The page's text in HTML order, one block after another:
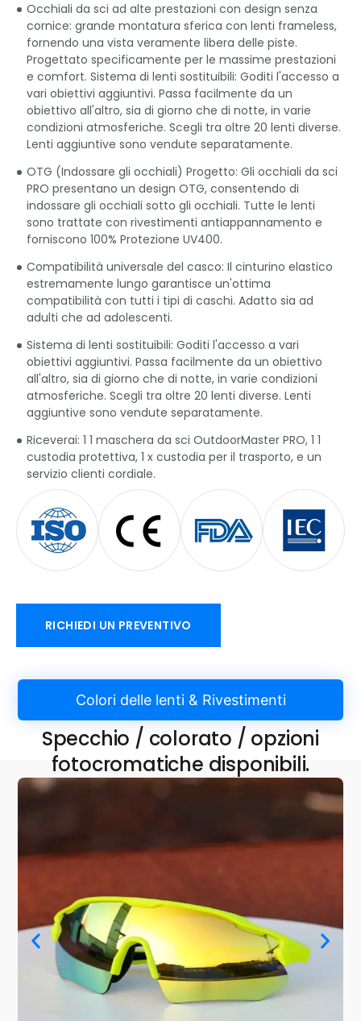
Occhiali da sci ad alte prestazioni con design senza
cornice: grande montatura sferica con lenti frameless,
fornendo una vista veramente libera delle piste.
Progettato specificamente per le massime prestazioni
e comfort. Sistema di lenti sostituibili: Goditi l'accesso a
vari obiettivi aggiuntivi. Passa facilmente da un
obiettivo all'altro, sia di giorno che di notte, in varie
condizioni atmosferiche. Scegli tra oltre 20 lenti diverse.
Lenti aggiuntive sono vendute separatamente.
OTG (Indossare gli occhiali) Progetto: Gli occhiali da sci
PRO presentano un design OTG, consentendo di
indossare gli occhiali sotto gli occhiali. Tutte le lenti
sono trattate con rivestimenti antiappannamento e
forniscono 100% Protezione UV400.
Compatibilità universale del casco: Il cinturino elastico
estremamente lungo garantisce un'ottima
compatibilità con tutti i tipi di caschi. Adatto sia ad
adulti che ad adolescenti.
Sistema di lenti sostituibili: Goditi l'accesso a vari
obiettivi aggiuntivi. Passa facilmente da un obiettivo
all'altro, sia di giorno che di notte, in varie condizioni
atmosferiche. Scegli tra oltre 20 lenti diverse. Lenti
aggiuntive sono vendute separatamente.
Riceverai: 1 1 maschera da sci OutdoorMaster PRO, 1 1
custodia protettiva, 1 x custodia per il trasporto, e un
servizio clienti cordiale.
RICHIEDI UN PREVENTIVO
Colori delle lenti & Rivestimenti
Specchio / colorato / opzioni
fotocromatiche disponibili.